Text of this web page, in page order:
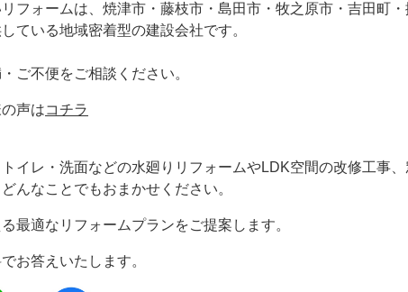
フォームは、焼津市・藤枝市・島田市・牧之原市・吉田町
ている地域密着型の建設会社です。
ご不便をご相談ください。
声はコチラ
イレ・洗面などの水廻りリフォームやLDK空間の改修工事
んなことでもおまかせください。
最適なリフォームプランをご提案します。
お答えいたします。